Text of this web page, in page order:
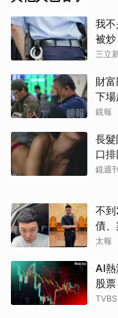
我
被
三立
財
下
鏡報
長
口
鏡週
不
債
太報
AI熱
股
TVBS